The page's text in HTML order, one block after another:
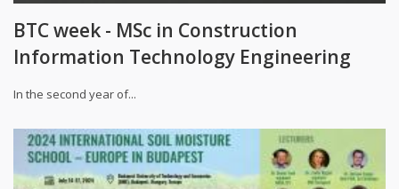
BTC week - MSc in Construction
Information Technology Engineering
In the second year of...